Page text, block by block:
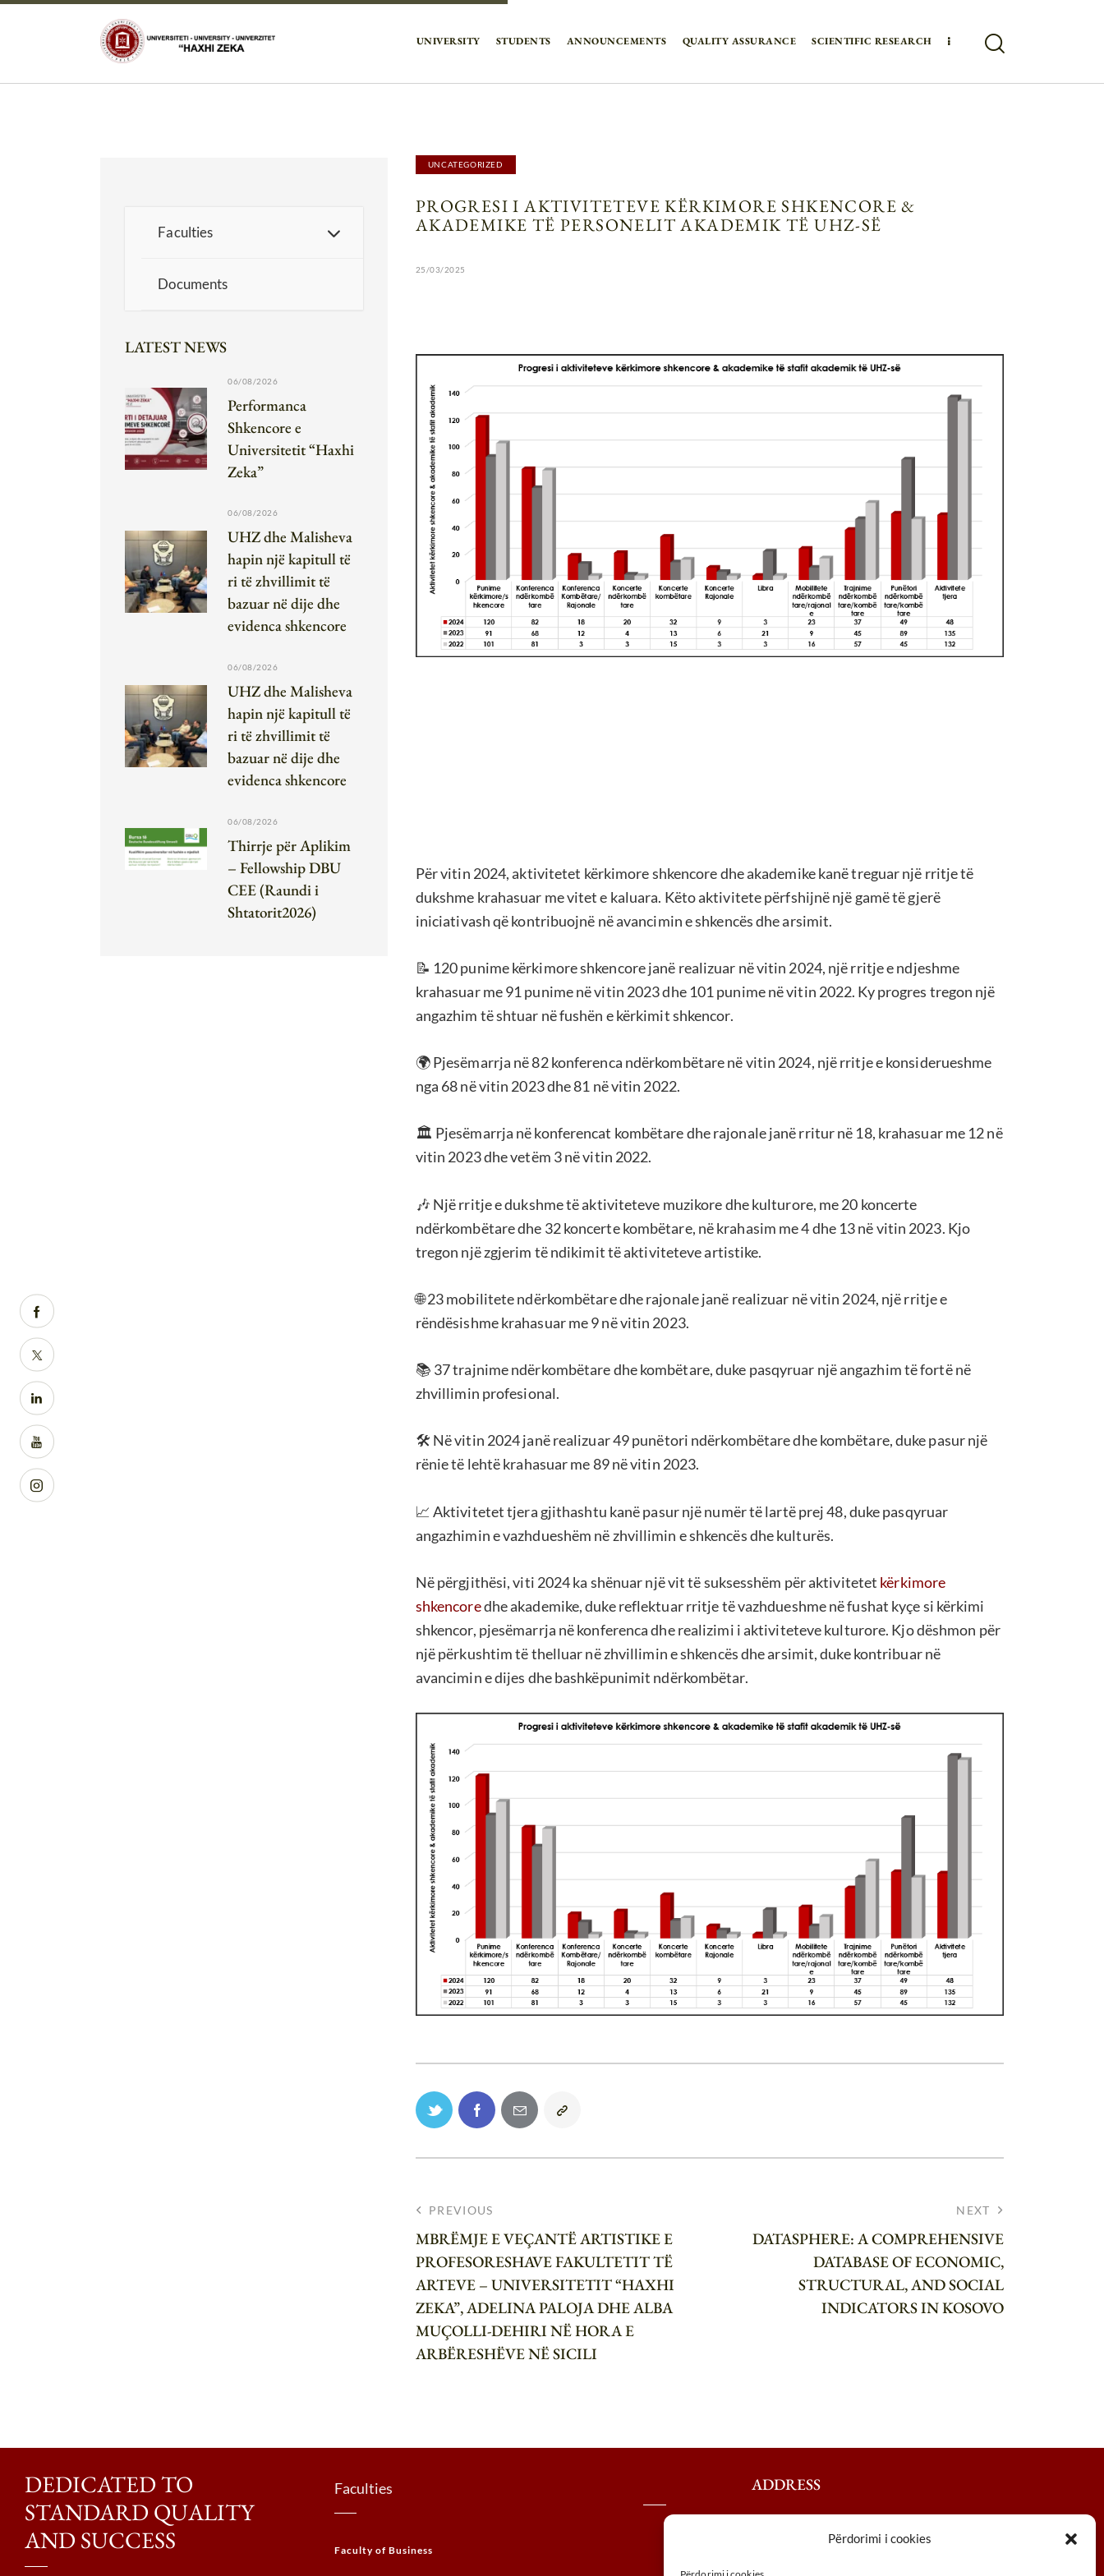
Përdorimi i cookies
UNIVERSITY STUDENTS ANNOUNCEMENTS QUALITY ASSURANCE SCIENTIFIC RESEARCH
UNCATEGORIZED
PROGRESI I AKTIVITETEVE KËRKIMORE SHKENCORE &
AKADEMIKE TË PERSONELIT AKADEMIK TË UHZ-SË
25/03/2025
Për vitin 2024, aktivitetet kërkimore shkencore dhe akademike kanë treguar një rritje të
dukshme krahasuar me vitet e kaluara. Këto aktivitete përfshijnë një gamë të gjerë
iniciativash që kontribuojnë në avancimin e shkencës dhe arsimit.
📝 120 punime kërkimore shkencore janë realizuar në vitin 2024, një rritje e ndjeshme
krahasuar me 91 punime në vitin 2023 dhe 101 punime në vitin 2022. Ky progres tregon një
angazhim të shtuar në fushën e kërkimit shkencor.
🌍 Pjesëmarrja në 82 konferenca ndërkombëtare në vitin 2024, një rritje e konsiderueshme
nga 68 në vitin 2023 dhe 81 në vitin 2022.
🏛️ Pjesëmarrja në konferencat kombëtare dhe rajonale janë rritur në 18, krahasuar me 12 në
vitin 2023 dhe vetëm 3 në vitin 2022.
🎶 Një rritje e dukshme të aktiviteteve muzikore dhe kulturore, me 20 koncerte
ndërkombëtare dhe 32 koncerte kombëtare, në krahasim me 4 dhe 13 në vitin 2023. Kjo
tregon një zgjerim të ndikimit të aktiviteteve artistike.
🌐 23 mobilitete ndërkombëtare dhe rajonale janë realizuar në vitin 2024, një rritje e
rëndësishme krahasuar me 9 në vitin 2023.
📚 37 trajnime ndërkombëtare dhe kombëtare, duke pasqyruar një angazhim të fortë në
zhvillimin profesional.
🛠️ Në vitin 2024 janë realizuar 49 punëtori ndërkombëtare dhe kombëtare, duke pasur një
rënie të lehtë krahasuar me 89 në vitin 2023.
📈 Aktivitetet tjera gjithashtu kanë pasur një numër të lartë prej 48, duke pasqyruar
angazhimin e vazhdueshëm në zhvillimin e shkencës dhe kulturës.
Në përgjithësi, viti 2024 ka shënuar një vit të suksesshëm për aktivitetet kërkimore
shkencoredhe akademike, duke reflektuar rritje të vazhdueshme në fushat kyçe si kërkimi
shkencor, pjesëmarrja në konferenca dhe realizimi i aktiviteteve kulturore. Kjo dëshmon për
një përkushtim të thelluar në zhvillimin e shkencës dhe arsimit, duke kontribuar në
avancimin e dijes dhe bashkëpunimit ndërkombëtar.
PREVIOUS
MBRËMJE E VEÇANTË ARTISTIKE E
PROFESORESHAVE FAKULTETIT TË
ARTEVE – UNIVERSITETIT “HAXHI
ZEKA”, ADELINA PALOJA DHE ALBA
MUÇOLLI-DEHIRI NË HORA E
ARBËRESHËVE NË SICILI
NEXT
DATASPHERE: A COMPREHENSIVE
DATABASE OF ECONOMIC,
STRUCTURAL, AND SOCIAL
INDICATORS IN KOSOVO
Faculties
Documents
LATEST NEWS
06/08/2026
Performanca
Shkencore e
Universitetit “Haxhi
Zeka”
06/08/2026
UHZ dhe Malisheva
hapin një kapitull të
ri të zhvillimit të
bazuar në dije dhe
evidenca shkencore
06/08/2026
UHZ dhe Malisheva
hapin një kapitull të
ri të zhvillimit të
bazuar në dije dhe
evidenca shkencore
06/08/2026
Thirrje për Aplikim
– Fellowship DBU
CEE (Raundi i
Shtatorit2026)
DEDICATED TO
STANDARD QUALITY
AND SUCCESS
Faculties
Faculty of Business
ADDRESS
UÇK,Street, 30000, Peja, Kosovo
+ 383 (0) 39 410 970